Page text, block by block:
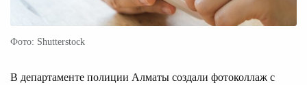
Фото: Shutterstock
В департаменте полиции Алматы создали фотоколлаж с